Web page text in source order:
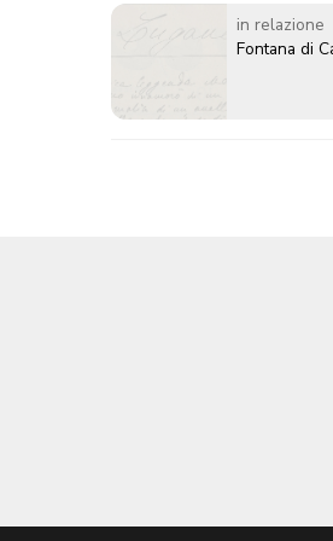
in relazione
Fontana di